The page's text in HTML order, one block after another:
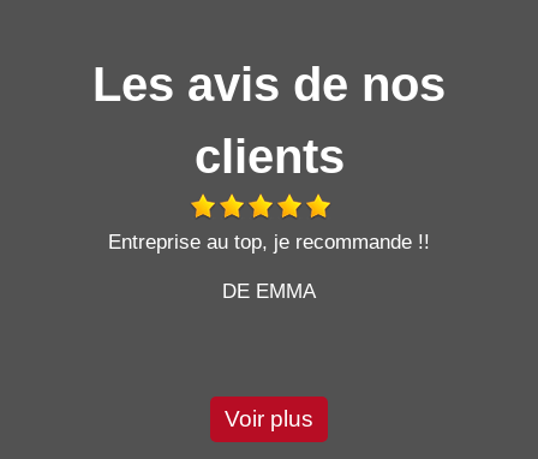
Les avis de nos
clients
Entreprise au top, je recommande !!
DE EMMA
Voir plus